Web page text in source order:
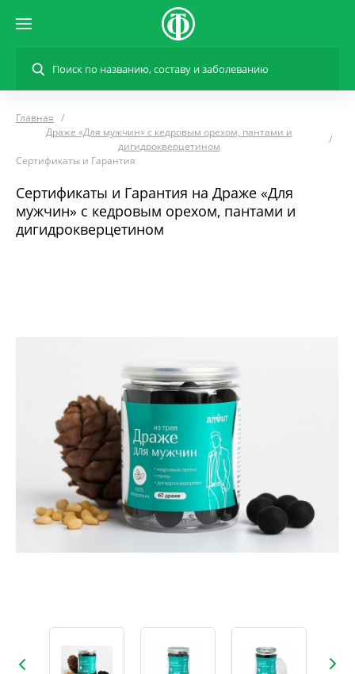
Главная
Драже «Для мужчин» с кедровым орехом, пантами и
дигидрокверцетином
Сертификаты и Гарантия
Сертификаты и Гарантия на Драже «Для
мужчин» с кедровым орехом, пантами и
дигидрокверцетином